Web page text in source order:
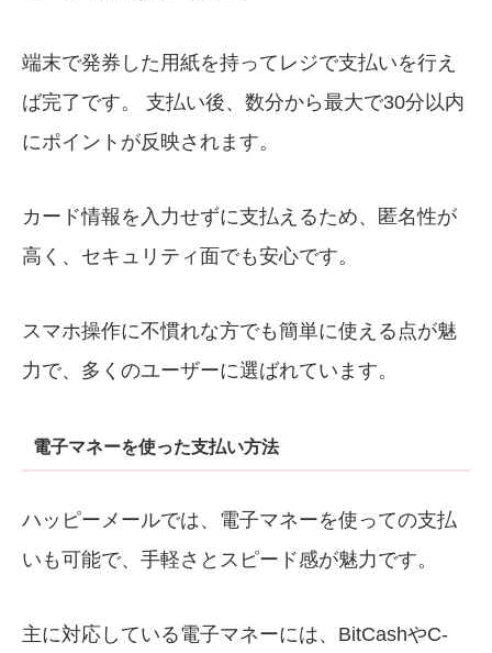
端末で発券した用紙を持ってレジで支払いを行え
ば完了です。 支払い後、数分から最大で30分以内
にポイントが反映されます。
カード情報を入力せずに支払えるため、匿名性が
高く、セキュリティ面でも安心です。
スマホ操作に不慣れな方でも簡単に使える点が魅
力で、多くのユーザーに選ばれています。
電子マネーを使った支払い方法
ハッピーメールでは、電子マネーを使っての支払
いも可能で、手軽さとスピード感が魅力です。
主に対応している電子マネーには、BitCashやC-